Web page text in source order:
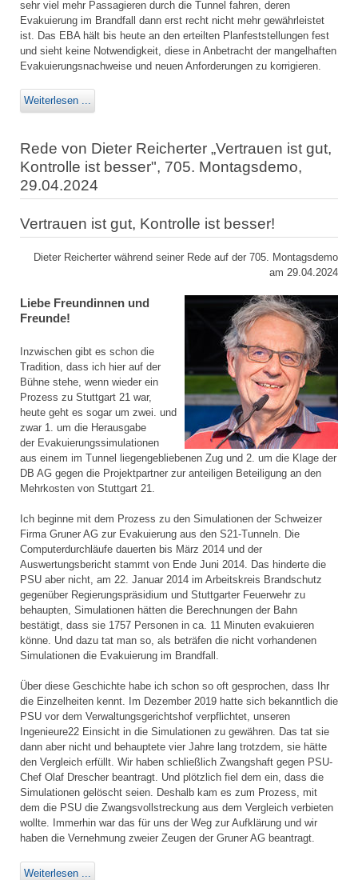
sehr viel mehr Passagieren durch die Tunnel fahren, deren
Evakuierung im Brandfall dann erst recht nicht mehr gewährleistet
ist. Das EBA hält bis heute an den erteilten Planfeststellungen fest
und sieht keine Notwendigkeit, diese in Anbetracht der mangelhaften
Evakuierungsnachweise und neuen Anforderungen zu korrigieren.
Weiterlesen ...
Rede von Dieter Reicherter „Vertrauen ist gut,
Kontrolle ist besser", 705. Montagsdemo,
29.04.2024
Vertrauen ist gut, Kontrolle ist besser!
Dieter Reicherter während seiner Rede auf der 705. Montagsdemo
am 29.04.2024
Liebe Freundinnen und
Freunde!
Inzwischen gibt es schon die
Tradition, dass ich hier auf der
Bühne stehe, wenn wieder ein
Prozess zu Stuttgart 21 war,
heute geht es sogar um zwei. und
zwar 1. um die Herausgabe
der Evakuierungssimulationen
aus einem im Tunnel liegengebliebenen Zug und 2. um die Klage der
DB AG gegen die Projektpartner zur anteiligen Beteiligung an den
Mehrkosten von Stuttgart 21.
Ich beginne mit dem Prozess zu den Simulationen der Schweizer
Firma Gruner AG zur Evakuierung aus den S21-Tunneln. Die
Computerdurchläufe dauerten bis März 2014 und der
Auswertungsbericht stammt von Ende Juni 2014. Das hinderte die
PSU aber nicht, am 22. Januar 2014 im Arbeitskreis Brandschutz
gegenüber Regierungspräsidium und Stuttgarter Feuerwehr zu
behaupten, Simulationen hätten die Berechnungen der Bahn
bestätigt, dass sie 1757 Personen in ca. 11 Minuten evakuieren
könne. Und dazu tat man so, als beträfen die nicht vorhandenen
Simulationen die Evakuierung im Brandfall.
Über diese Geschichte habe ich schon so oft gesprochen, dass Ihr
die Einzelheiten kennt. Im Dezember 2019 hatte sich bekanntlich die
PSU vor dem Verwaltungsgerichtshof verpflichtet, unseren
Ingenieure22 Einsicht in die Simulationen zu gewähren. Das tat sie
dann aber nicht und behauptete vier Jahre lang trotzdem, sie hätte
den Vergleich erfüllt. Wir haben schließlich Zwangshaft gegen PSU-
Chef Olaf Drescher beantragt. Und plötzlich fiel dem ein, dass die
Simulationen gelöscht seien. Deshalb kam es zum Prozess, mit
dem die PSU die Zwangsvollstreckung aus dem Vergleich verbieten
wollte. Immerhin war das für uns der Weg zur Aufklärung und wir
haben die Vernehmung zweier Zeugen der Gruner AG beantragt.
Weiterlesen ...